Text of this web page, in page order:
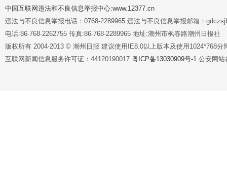
中国互联网违法和不良信息举报中心:www.12377.cn
违法与不良信息举报电话：0768-2289965 违法与不良信息举报邮箱：
电话:86-768-2262755 传真:86-768-2289965 地址:潮州市枫春路潮州日报社
版权所有 2004-2013 © 潮州日报 建议使用IE8.0以上版本及使用1024*768分
互联网新闻信息服务许可证：44120190017 粤ICP备13030909号-1 公安网站